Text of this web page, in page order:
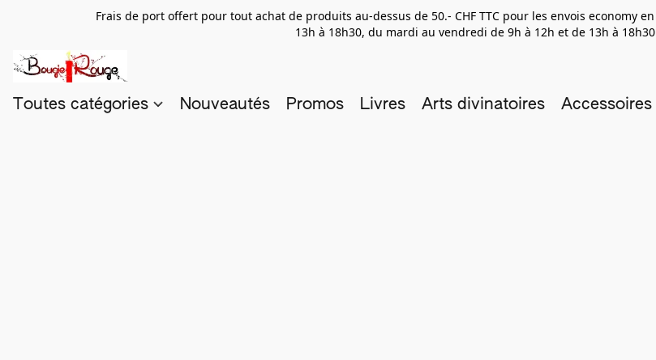
Frais de port offert pour tout achat de produits au-dessus de 50.- CHF TTC pour les envois economy
13h à 18h30, du mardi au vendredi de 9h à 12h et de 13h à
Toutes catégories Nouveautés Promos Livres Arts divinatoires Accessoires